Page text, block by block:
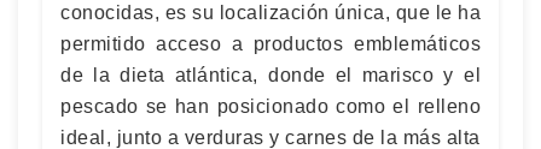
conocidas, es su localización única, que le ha
permitido acceso a productos emblemáticos
de la dieta atlántica, donde el marisco y el
pescado se han posicionado como el relleno
ideal, junto a verduras y carnes de la más alta